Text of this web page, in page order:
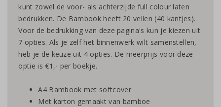
kunt zowel de voor- als achterzijde full colour laten
bedrukken. De Bambook heeft 20 vellen (40 kantjes).
Voor de bedrukking van deze pagina's kun je kiezen uit
7 opties. Als je zelf het binnenwerk wilt samenstellen,
heb je de keuze uit 4 opties. De meerprijs voor deze
optie is €1,- per boekje.
A4 Bambook met softcover
Met karton gemaakt van bamboe